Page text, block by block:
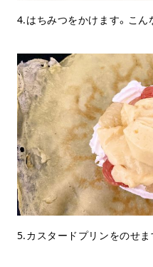
4.はちみつをかけます。こん
5.カスタードプリンをのせま